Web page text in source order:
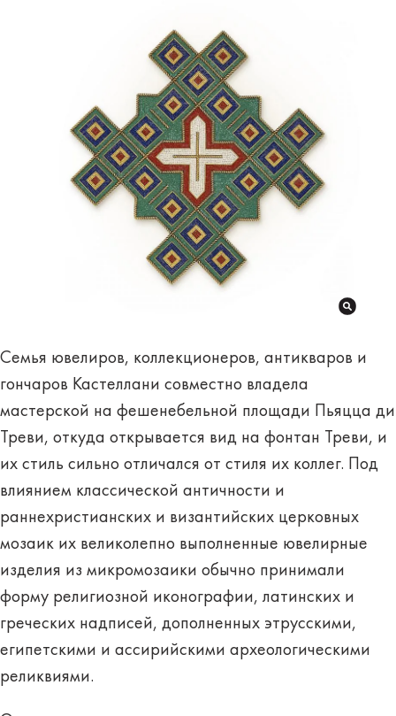
Семья ювелиров, коллекционеров, антикваров и
гончаров Кастеллани совместно владела
мастерской на фешенебельной площади Пьяцца ди
Треви, откуда открывается вид на фонтан Треви, и
их стиль сильно отличался от стиля их коллег. Под
влиянием классической античности и
раннехристианских и византийских церковных
мозаик их великолепно выполненные ювелирные
изделия из микромозаики обычно принимали
форму религиозной иконографии, латинских и
греческих надписей, дополненных этрусскими,
египетскими и ассирийскими археологическими
реликвиями.